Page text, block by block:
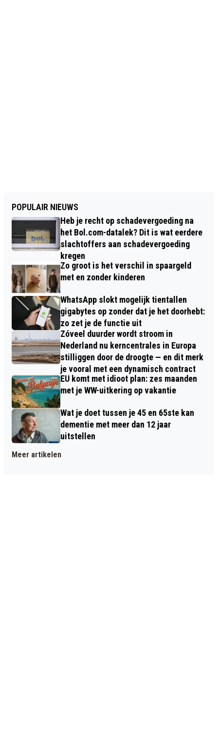
POPULAIR NIEUWS
Heb je recht op schadevergoeding na
het Bol.com-datalek? Dit is wat eerdere
slachtoffers aan schadevergoeding
kregen
Zo groot is het verschil in spaargeld
met en zonder kinderen
WhatsApp slokt mogelijk tientallen
gigabytes op zonder dat je het doorhebt:
zo zet je de functie uit
Zóveel duurder wordt stroom in
Nederland nu kerncentrales in Europa
stilliggen door de droogte — en dit merk
je vooral met een dynamisch contract
EU komt met idioot plan: zes maanden
met je WW-uitkering op vakantie
Wat je doet tussen je 45 en 65ste kan
dementie met meer dan 12 jaar
uitstellen
Meer artikelen